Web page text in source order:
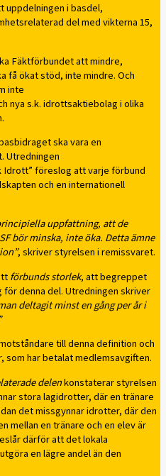
uppdelningen i basdel,
del med vikterna 15,
Fäktförbundet att mindre,
få ökat stöd, inte mindre. Och
inte
nya s.k. idrottsaktiebolag i olika
ska vara en
Utredningen
Idrott” föreslog att varje förbund
och en internationell
uppfattning, att de
bör minska, inte öka. Detta ämne
, skriver styrelsen i remissvaret.
förbunds storlek, att begreppet
för denna del. Utredningen skriver
deltagit minst en gång per år i
till denna definition och
som har betalat medlemsavgiften.
delenkonstaterar styrelsen
stora lagidrotter, där en tränare
det missgynnar idrotter, där den
mellan en tränare och en elev är
därför att det lokala
en lägre andel än den